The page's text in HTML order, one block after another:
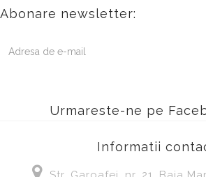
Abonare newsletter:
Urmareste-ne pe
Informatii